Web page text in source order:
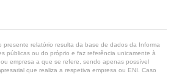
presente relatório resulta da base de dados da Informa
públicas ou do próprio e faz referência unicamente à
empresa a que se refere, sendo apenas possível
que realiza a respetiva empresa ou ENI. Caso